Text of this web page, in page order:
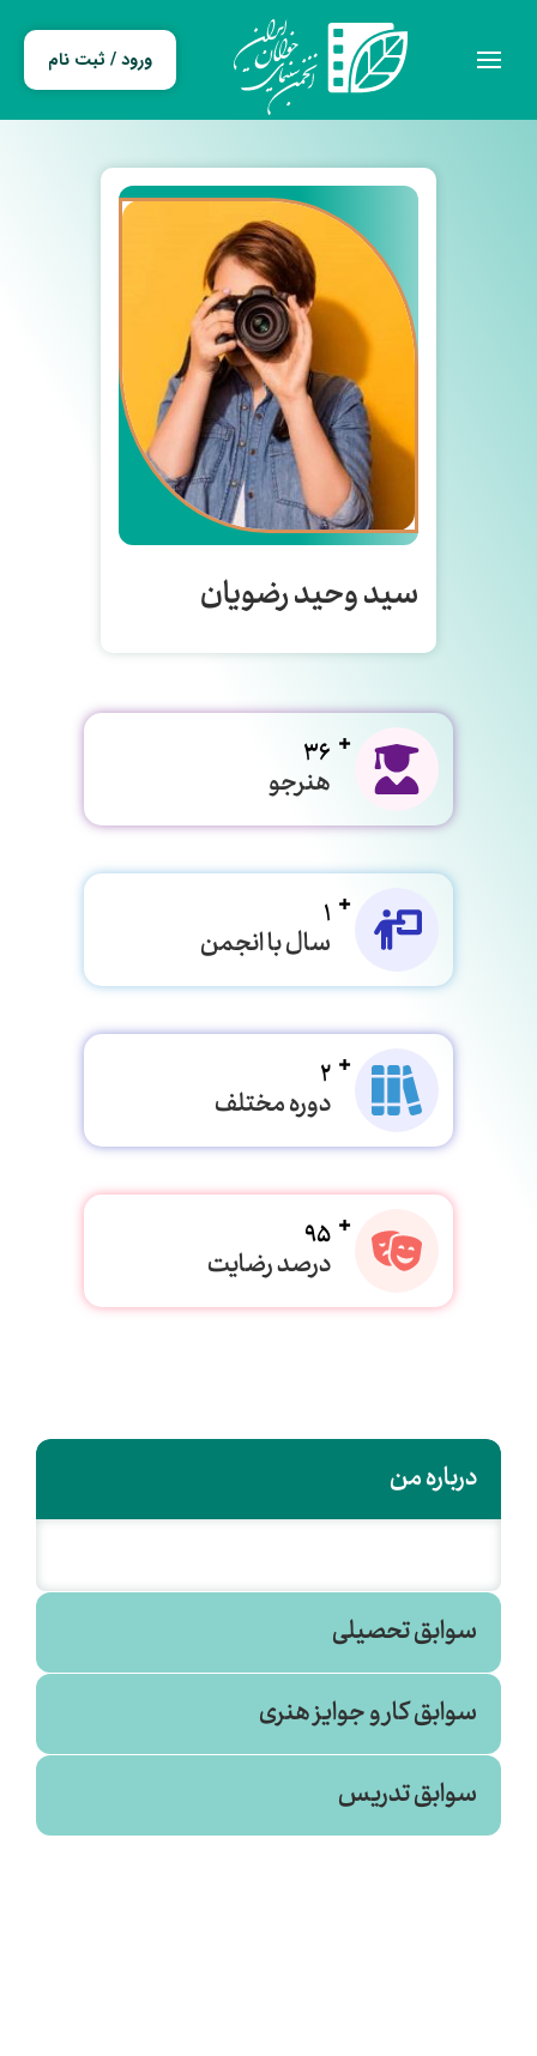
ورود / ثبت نام
36
هنرجو
1
سال با انجمن
2
دوره مختلف
95
درصد رضایت
سید وحید رضویان
درباره من
سوابق تحصیلی
سوابق کار و جوایز هنری
سوابق تدریس